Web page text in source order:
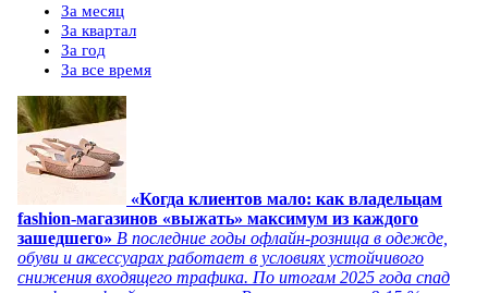
За месяц
За квартал
За год
За все время
«Когда клиентов мало: как владельцам
fashion-магазинов «выжать» максимум из каждого
зашедшего» В последние годы офлайн-розница в одежде,
обуви и аксессуарах работает в условиях устойчивого
снижения входящего трафика. По итогам 2025 года спад